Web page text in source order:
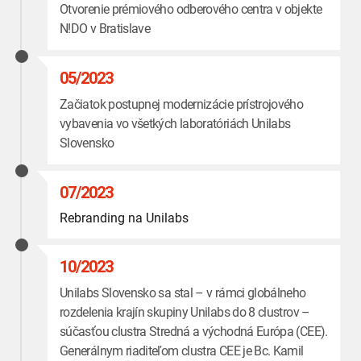
Otvorenie prémiového odberového centra v objekte
N!DO v Bratislave
05/2023
Začiatok postupnej modernizácie prístrojového
vybavenia vo všetkých laboratóriách Unilabs
Slovensko
07/2023
Rebranding na Unilabs
10/2023
Unilabs Slovensko sa stal – v rámci globálneho
rozdelenia krajín skupiny Unilabs do 8 clustrov –
súčasťou clustra Stredná a východná Európa (CEE).
Generálnym riaditeľom clustra CEE je Bc. Kamil